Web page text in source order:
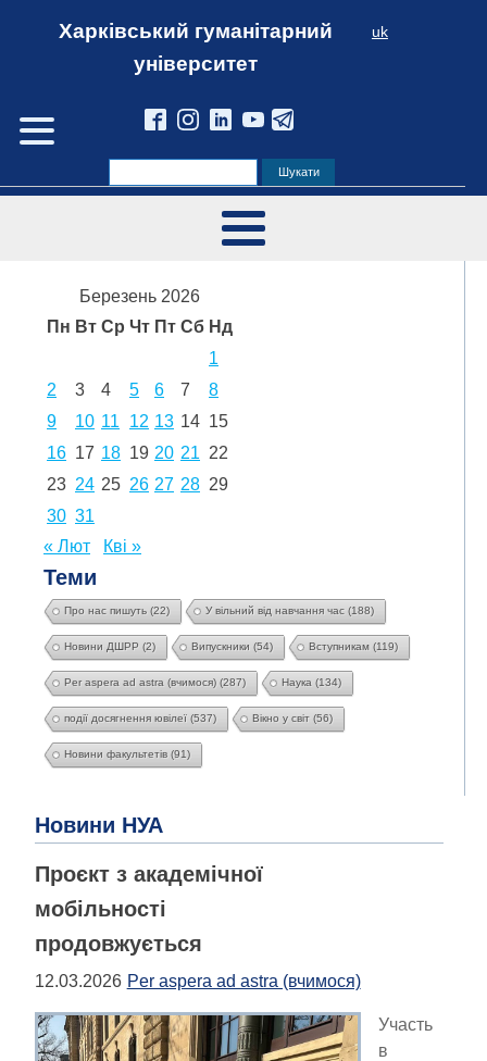
Харківський гуманітарний
університет
uk
Березень 2026
Пн Вт Ср Чт Пт Сб Нд
1
2
3 4 5 6 7
8
9
10 11 12 13 14 15
16 17 18 19 20 21 22
23 24 25 26 27 28 29
30 31
« Лют
Кві »
Теми
Про нас пишуть (22) У вільний від навчання час (188)
Новини ДШРР (2) Випускники (54) Вступникам (119)
Per aspera ad astra (вчимося) (287) Наука (134)
події досягнення ювілеї (537) Вікно у світ (56)
Новини факультетів (91)
Новини НУА
Проєкт з академічної
мобільності
продовжується
12.03.2026 Per aspera ad astra (вчимося)
Участь
в